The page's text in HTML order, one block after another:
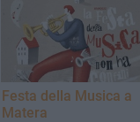
Festa della Musica a
Matera